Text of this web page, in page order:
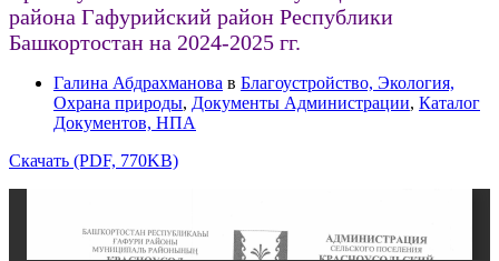
района Гафурийский район Республики
Башкортостан на 2024-2025 гг.
Галина Абдрахманова в Благоустройство, Экология,
Охрана природы, Документы Администрации, Каталог
Документов, НПА
Скачать (PDF, 770KB)